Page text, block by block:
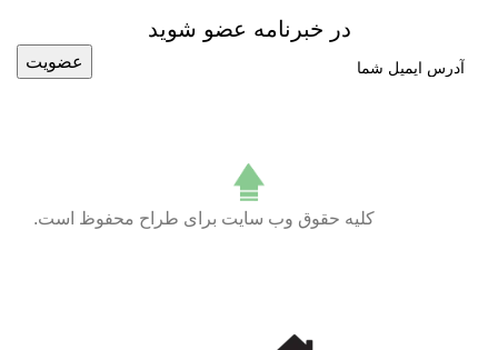
در خبرنامه عضو شوید
کلیه حقوق وب سایت برای طراح محفوظ است.